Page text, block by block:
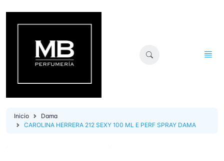
Inicio
Dama
CAROLINA HERRERA 212 SEXY 100 ML E PERF SPRAY DAMA